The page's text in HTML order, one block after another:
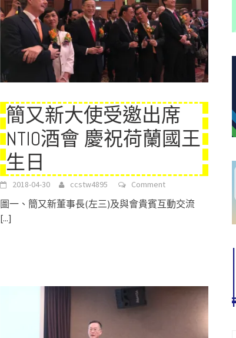
簡又新大使受邀出席
NTIO酒會 慶祝荷蘭國王
生日
2018-04-30 ccstw4895 Comment
圖一、簡又新董事長(左三)及與會貴賓互動交流
[...]